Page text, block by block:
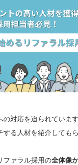
対応を迫られていま
る人材を紹介してもら
ファラル採用の全体像